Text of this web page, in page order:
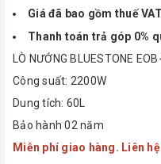
Giá đã bao gồm thuế VAT
Thanh toán trả góp 0%
LÒ NƯỚNG BLUESTONE
Công suất: 2200W
Dung tích: 60L
Bảo hành 02 năm
Miễn phí giao hàng. Liên